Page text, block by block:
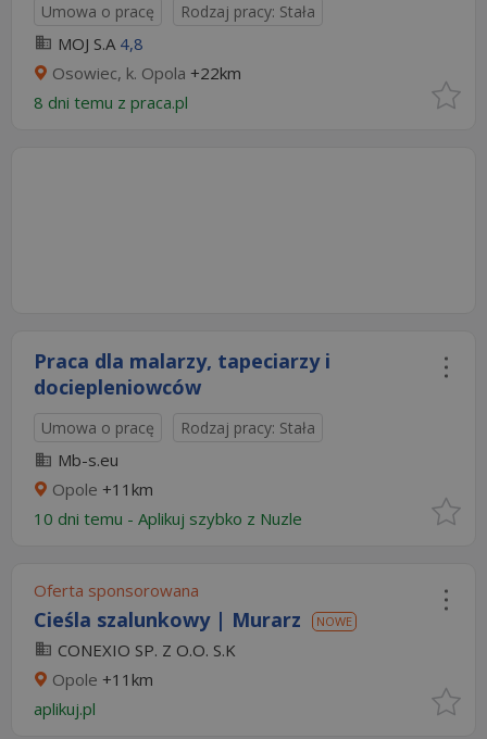
Umowa o pracę Rodzaj pracy: Stała
MOJ S.A 4,8
Osowiec, k. Opola +22km
8 dni temu z praca.pl
Praca dla malarzy, tapeciarzy i
dociepleniowców
Umowa o pracę Rodzaj pracy: Stała
Mb-s.eu
Opole +11km
10 dni temu - Aplikuj szybko z Nuzle
Oferta sponsorowana
Cieśla szalunkowy | Murarz NOWE
CONEXIO SP. Z O.O. S.K
Opole +11km
aplikuj.pl